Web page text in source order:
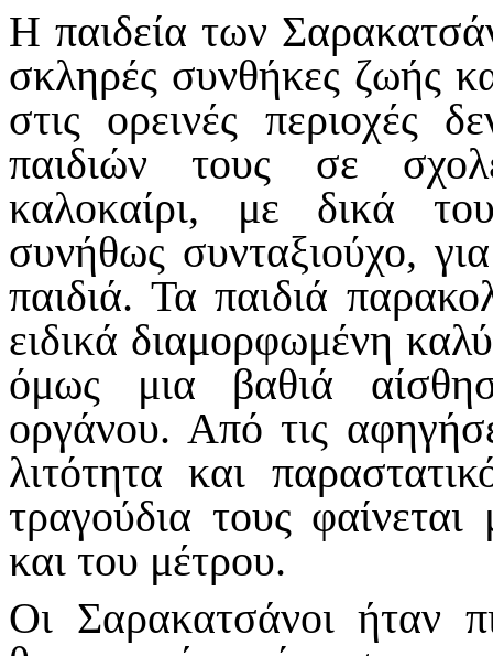
Η παιδεία των
σκληρές συνθήκες ζωής
στις ορεινές περιοχές
παιδιών τους σε
καλοκαίρι, με δικά
συνήθως συνταξιούχο,
παιδιά. Τα παιδιά
ειδικά διαμορφωμένη
όμως μια βαθιά
οργάνου. Από τις
λιτότητα και
τραγούδια τους
και του μέτρου.
Οι Σαρακατσάνοι ήταν